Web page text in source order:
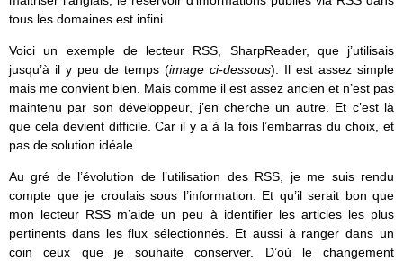
tous les domaines est infini.
Voici un exemple de lecteur RSS, SharpReader, que j’utilisais
jusqu’à il y peu de temps (image ci-dessous). Il est assez simple
mais me convient bien. Mais comme il est assez ancien et n’est pas
maintenu par son développeur, j’en cherche un autre. Et c’est là
que cela devient difficile. Car il y a à la fois l’embarras du choix, et
pas de solution idéale.
Au gré de l’évolution de l’utilisation des RSS, je me suis rendu
compte que je croulais sous l’information. Et qu’il serait bon que
mon lecteur RSS m’aide un peu à identifier les articles les plus
pertinents dans les flux sélectionnés. Et aussi à ranger dans un
coin ceux que je souhaite conserver. D’où le changement